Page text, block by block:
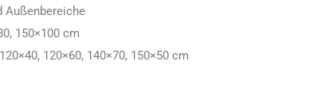
Außenbereiche
150×100 cm
120×60, 140×70, 150×50 cm